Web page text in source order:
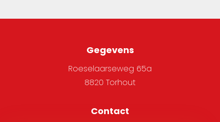
Gegevens
Roeselaarseweg 65a
8820 Torhout
Contact